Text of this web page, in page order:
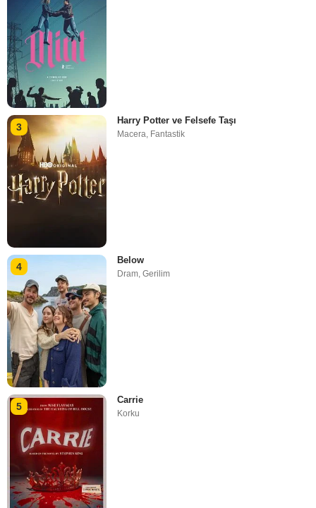
3
Harry Potter ve Felsefe Taşı
Macera Fantastik
4
Below
Dram,Gerilim
5
Carrie
Korku